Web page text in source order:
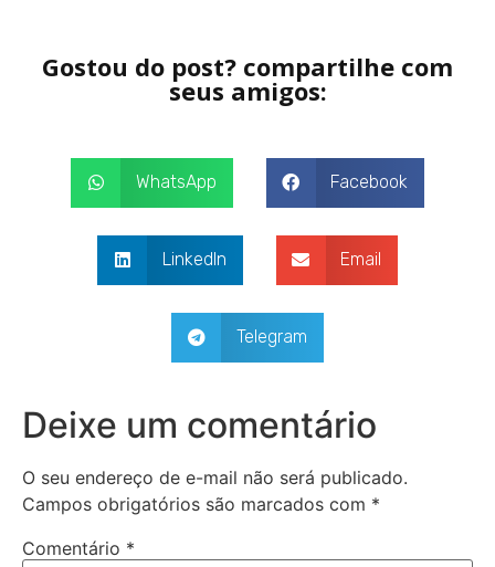
Gostou do post? compartilhe com
seus amigos:
WhatsApp Facebook
LinkedIn Email
Telegram
Deixe um comentário
O seu endereço de e-mail não será publicado.
Campos obrigatórios são marcados com *
Comentário *